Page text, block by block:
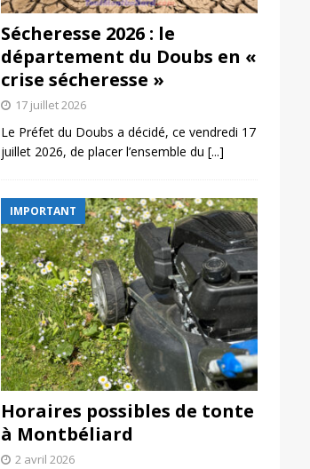
Sécheresse 2026 : le
département du Doubs en «
crise sécheresse »
17 juillet 2026
Le Préfet du Doubs a décidé, ce vendredi 17
juillet 2026, de placer l’ensemble du [...]
IMPORTANT
Horaires possibles de tonte
à Montbéliard
2 avril 2026